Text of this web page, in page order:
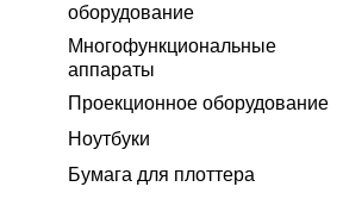
оборудование
Многофункциональные
аппараты
Проекционное оборудование
Ноутбуки
Бумага для плоттера